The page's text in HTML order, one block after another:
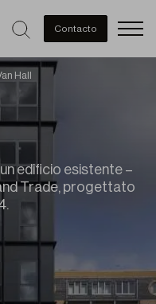
Contacto
Hall
edificio esistente –
Trade, progettato